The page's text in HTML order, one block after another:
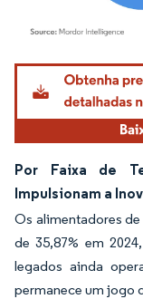
Imagem © Mordor
Por Faixa de
Impulsionam a
Os alimentadores
de 35,87% em
legados ainda
permanece um jogo